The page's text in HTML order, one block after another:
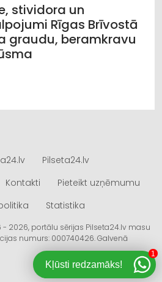
stividora un
Rīgas Brīvostā
graudu, beramkravu
Pilseta24.lv
Kontakti
Pieteikt uzņēmumu
Statistika
- 2026, portālu sērijas Pilseta24.lv masu
numurs: 000740426. Galvenā
Kļūsti redzamāks!
1